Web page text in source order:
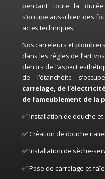
pendant toute la
s’occupe aussi bien des
actes techniques.
Nos carreleurs et
dans les règles de l’art
dehors de l’aspect
de l’étanchéité
carrelage, de
de l’ameublement de la
✅ Installation de douche
✅ Création de douche
✅ Installation de sèche-
✅ Pose de carrelage et